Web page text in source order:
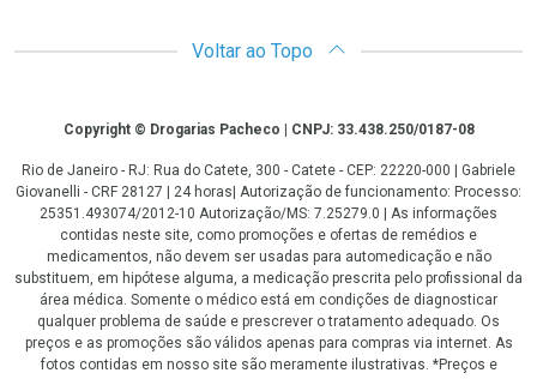
Voltar ao Topo
CopyrightCopyright © Drogarias Pacheco | CNPJ: 33.438.250/0187-08
Rio de Janeiro - RJ: Rua do Catete, 300 - Catete - CEP: 22220-000 | Gabriele
Giovanelli - CRF 28127 | 24 horas| Autorização de funcionamento: Processo:
25351.493074/2012-10 Autorização/MS: 7.25279.0 | As informações
contidas neste site, como promoções e ofertas de remédios e
medicamentos, não devem ser usadas para automedicação e não
substituem, em hipótese alguma, a medicação prescrita pelo profissional da
área médica. Somente o médico está em condições de diagnosticar
qualquer problema de saúde e prescrever o tratamento adequado. Os
preços e as promoções são válidos apenas para compras via internet. As
fotos contidas em nosso site são meramente ilustrativas. *Preços e